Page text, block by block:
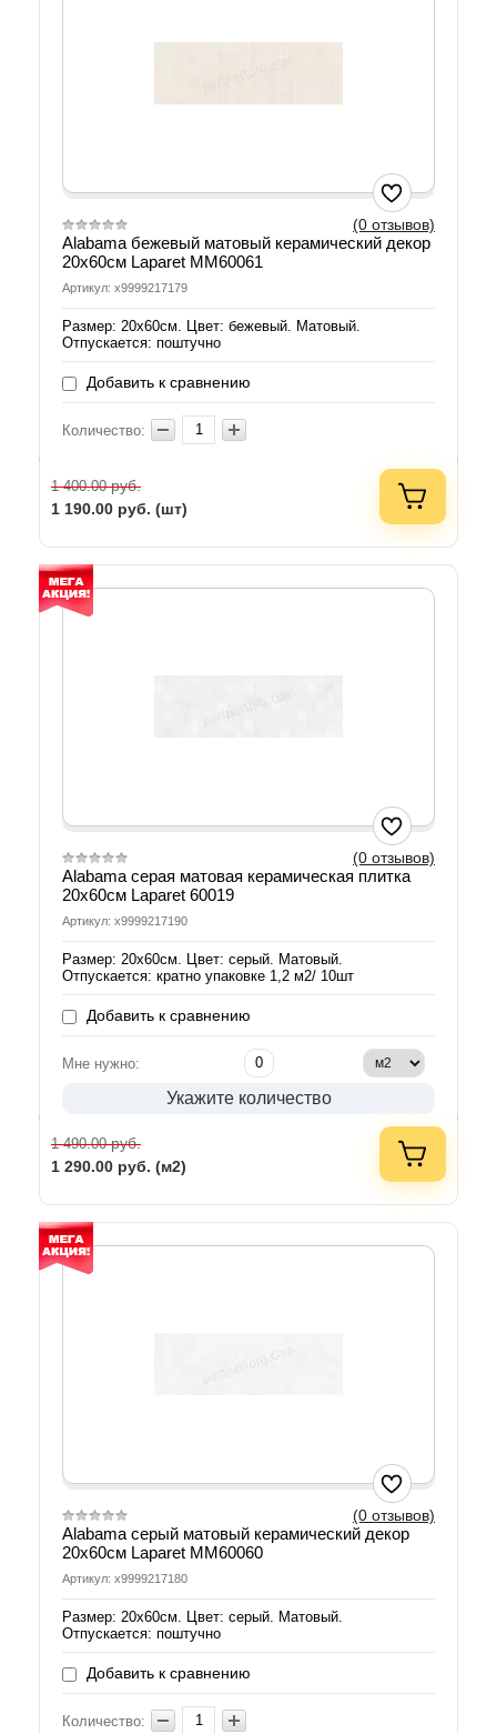
(0 отзывов)
Alabama бежевый матовый керамический декор
20х60см Laparet MM60061
Артикул: х9999217179
Размер: 20х60см. Цвет: бежевый. Матовый.
Отпускается: поштучно
Добавить к сравнению
Количество:
1 400.00руб.
1 190.00 руб. (шт)
(0 отзывов)
Alabama серая матовая керамическая плитка
20х60см Laparet 60019
Артикул: х9999217190
Размер: 20х60см. Цвет: серый. Матовый.
Отпускается: кратно упаковке 1,2 м2/ 10шт
Добавить к сравнению
Мне нужно:
Укажите количество
1 490.00руб.
1 290.00 руб. (м2)
(0 отзывов)
Alabama серый матовый керамический декор
20х60см Laparet MM60060
Артикул: х9999217180
Размер: 20х60см. Цвет: серый. Матовый.
Отпускается: поштучно
Добавить к сравнению
Количество: